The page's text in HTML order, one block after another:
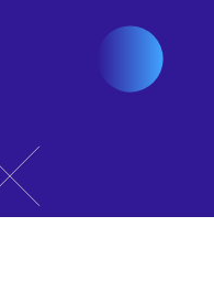
ID relace pro aktuální